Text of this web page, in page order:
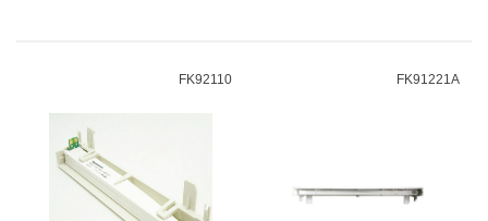
FK92110 FK91221A